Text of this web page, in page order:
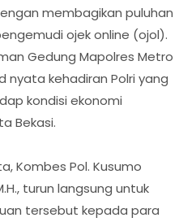
membagikan puluhan
ojek online (ojol).
Gedung Mapolres Metro
nyata kehadiran Polri yang
kondisi ekonomi
Bekasi.
Kombes Pol. Kusumo
turun langsung untuk
tersebut kepada para